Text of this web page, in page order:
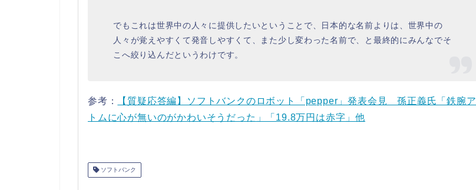
でもこれは世界中の人々に提供したいということで、日本的な名前よりは、世界中の
人々が覚えやすくて発音しやすくて、また少し変わった名前で、と最終的にみんなでそ
こへ絞り込んだというわけです。
参考：
【質疑応答編】ソフトバンクのロボット「pepper」発表会見 孫正義氏「鉄腕ア
トムに心が無いのがかわいそうだった」「19.8万円は赤字」他
ソフトバンク